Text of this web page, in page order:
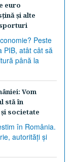
euro
şi alte
Vom
stă în
societate